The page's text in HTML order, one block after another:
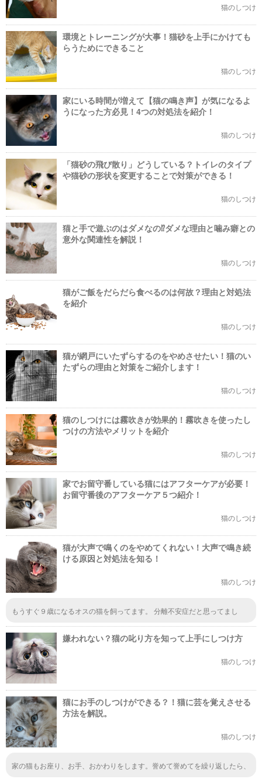
猫のしつけ
環境とトレーニングが大事！猫砂を上手にかけても
らうためにできること
猫のしつけ
家にいる時間が増えて【猫の鳴き声】が気になるよ
うになった方必見！4つの対処法を紹介！
猫のしつけ
「猫砂の飛び散り」どうしている？トイレのタイプ
や猫砂の形状を変更することで対策ができる！
猫のしつけ
猫と手で遊ぶのはダメなの⁉ダメな理由と噛み癖との
意外な関連性を解説！
猫のしつけ
猫がご飯をだらだら食べるのは何故？理由と対処法
を紹介
猫のしつけ
猫が網戸にいたずらするのをやめさせたい！猫のい
たずらの理由と対策をご紹介します！
猫のしつけ
猫のしつけには霧吹きが効果的！霧吹きを使ったし
つけの方法やメリットを紹介
猫のしつけ
家でお留守番している猫にはアフターケアが必要！
お留守番後のアフターケア５つ紹介！
猫のしつけ
猫が大声で鳴くのをやめてくれない！大声で鳴き続
ける原因と対処法を知る！
猫のしつけ
もうすぐ９歳になるオスの猫を飼ってます。 分離不安症だと思ってまし
で鳴き喚くを繰り返しています。 野良猫が多い所に越してしまった為、オ
スなのもあり、脱走も４０回以上は数えなくなってしまいました。 性格は
人見知りをしないけっこーな甘えん坊で、鳴き喚きと粗相があまりにも酷く
続く為、里親さんにも相談し、何度も病院へ通いその度に高い物を買わされ
ても一切効果が出ず、ネットでも調べた事を全て試しました。 水スプレー
をかけても鳴き喚くのが悪化するだけ、誰もいない部屋でわめきちらす、い
くら遊んでも変わらず… 今も洗濯物のスキを狙われて脱走し、夜中なのに
鳴き喚いてご近所迷惑をかけています(´•̥ ω •̥` *) 色んな方々にも相談したので
すが、この子は一生このままなのでしょうか？(´TωT｀)
嫌われない？猫の叱り方を知って上手にしつけ方
猫のしつけ
猫にお手のしつけができる？！猫に芸を覚えさせる
方法を解説。
猫のしつけ
家の猫もお座り、お手、おかわりをします。誉めて誉めてを繰り返したら、